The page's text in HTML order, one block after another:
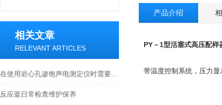
相关文章
RELEVANT ARTICLES
反应釜日常检查维护保养
产品介绍
PY － 1型活塞式高压配样
带温度控制系统，压力